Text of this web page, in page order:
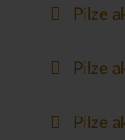
Pilze
Pilze
Pilze